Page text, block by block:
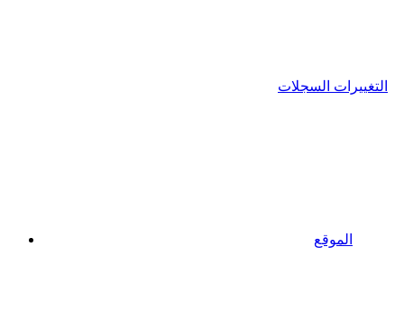
التغييرات السجلات
الموقع